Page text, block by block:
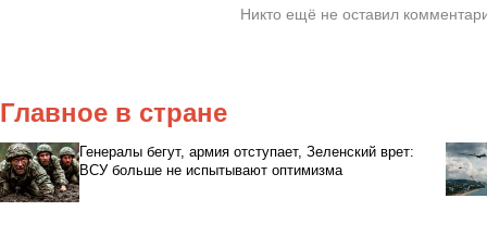
Никто ещё не оставил
Главное в стране
Генералы бегут, армия отступает, Зеленский врет:
ВСУ больше не испытывают оптимизма